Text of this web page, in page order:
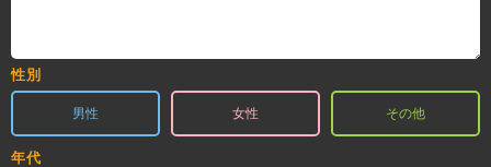
性別
男性 女性 その他
年代